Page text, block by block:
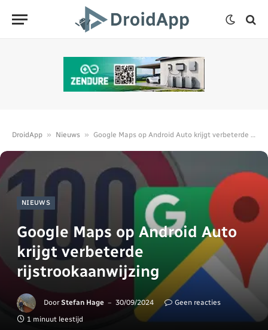
DroidApp » Nieuws » Google Maps op Android Auto krijgt verbeterde rijstrookaanwijzing
NIEUWS
Google Maps op Android Auto
krijgt verbeterde
rijstrookaanwijzing
Door Stefan Hage 30/09/2024
Geen reacties
1 minuut leestijd